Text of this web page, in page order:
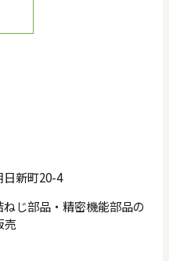
新町20-4
じ部品・精密機能部品の
売